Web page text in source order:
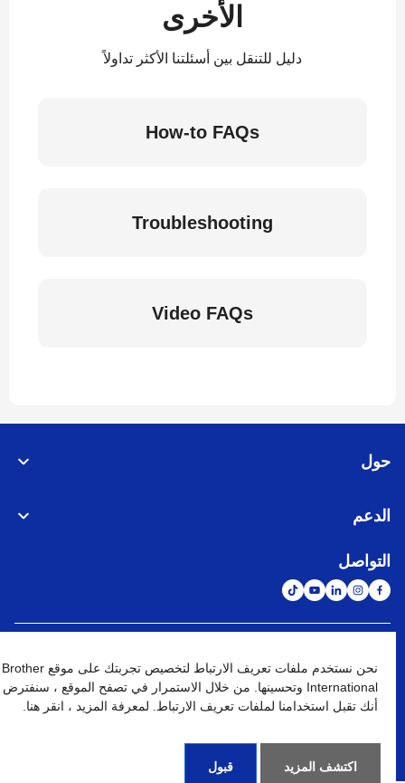
الأخرى
دليل للتنقل بين أسئلتنا الأكثر تداولاً
How-to FAQs
Troubleshooting
Video FAQs
حول
الدعم
التواصل
نهج الخصوصية شروط الإستخدام خريطة الموقع الإنتقال إلى الموقع العالمي
نحن نستخدم ملفات تعريف الارتباط لتخصيص تجربتك على موقع Brother
International وتحسينها. من خلال الاستمرار في تصفح الموقع ، سنفترض
أنك تقبل استخدامنا لملفات تعريف الارتباط. لمعرفة المزيد ، انقر هنا.
اكتشف المزيد قبول